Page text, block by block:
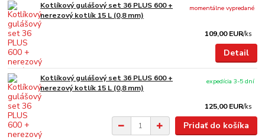
Kotlíkový gulášový set 36 PLUS 600 +
nerezový kotlík 15 L (0,8 mm)
109,00 EUR/ks
momentálne vypredané
Detail
Kotlíkový gulášový set 36 PLUS 600 +
nerezový kotlík 15 L (0,8 mm)
125,00 EUR/ks
expedícia 3-5 dní
Pridať do košíka